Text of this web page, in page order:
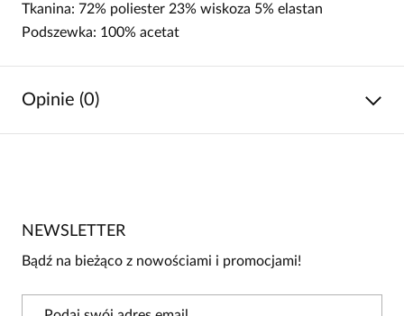
Tkanina: 72% poliester 23% wiskoza 5% elastan
Podszewka: 100% acetat
Opinie (0)
Bądź pierwszą osobą, która podzieli się opinią o tym
W naszej witrynie opinie mogą dodawać tylko
NEWSLETTER
Bądź na bieżąco z nowościami i promocjami!